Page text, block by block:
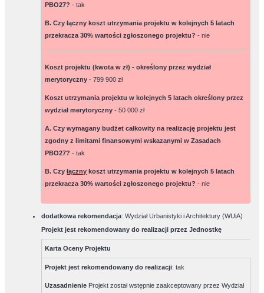
PBO27?-tak
B. Czy łączny koszt utrzymania projektu w kolejnych 5 latach
przekracza 30% wartości zgłoszonego projektu?-nie
Koszt projektu (kwota w zł) - określony przez wydział
merytoryczny -799 900 zł
Koszt utrzymania projektu w kolejnych 5 latach określony przez
wydział merytoryczny -50 000 zł
A. Czy wymagany budżet całkowity na realizację projektu jest
zgodny z limitami finansowymi wskazanymi w Zasadach
PBO27?-tak
B. Czyłączny koszt utrzymania projektu w kolejnych 5 latach
przekracza 30% wartości zgłoszonego projektu?-nie
dodatkowa rekomendacja: Wydział Urbanistyki i Architektury (WUiA)
Projekt jest rekomendowany do realizacji przez Jednostkę
Karta Oceny Projektu
Projekt jest rekomendowany do realizacji:tak
Uzasadnienie Projekt został wstępnie zaakceptowany przez Wydział